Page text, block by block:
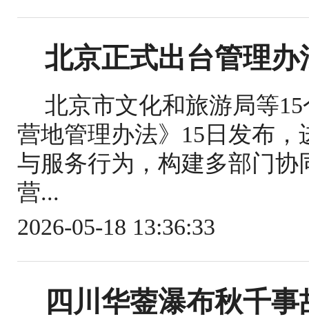
北京正式出台管理
北京市文化和旅游局等
营地管理办法》15日发布
与服务行为，构建多部门
营...
2026-05-18 13:36:33
四川华蓥瀑布秋千